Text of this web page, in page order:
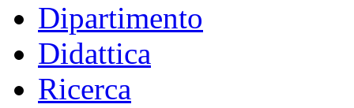
Dipartimento
Didattica
Ricerca